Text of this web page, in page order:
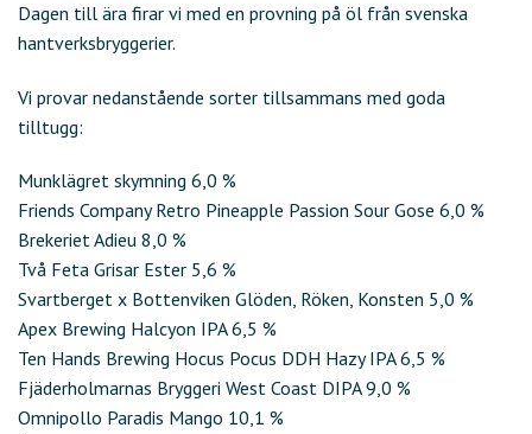
Dagen till ära firar vi med en provning på öl från svenska
hantverksbryggerier.
Vi provar nedanstående sorter tillsammans med goda
tilltugg:
Munklägret skymning 6,0 %
Friends Company Retro Pineapple Passion Sour Gose 6,0 %
Brekeriet Adieu 8,0 %
Två Feta Grisar Ester 5,6 %
Svartberget x Bottenviken Glöden, Röken, Konsten 5,0 %
Apex Brewing Halcyon IPA 6,5 %
Ten Hands Brewing Hocus Pocus DDH Hazy IPA 6,5 %
Fjäderholmarnas Bryggeri West Coast DIPA 9,0 %
Omnipollo Paradis Mango 10,1 %